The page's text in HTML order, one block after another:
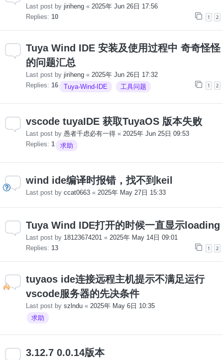
Last post by jiriheng « 2025年 Jun 26日 17:56
Replies: 10 1 2
Tuya Wind IDE 安装及使用过程中 奇奇怪怪
的问题汇总
Last post by jiriheng « 2025年 Jun 26日 17:32
Replies: 16 1 2
Tuya-Wind-IDE 工具问题
vscode tuyaIDE 获取TuyaOS 版本失败
Last post by 愚者千虑必有一得 « 2025年 Jun 25日 09:53
Replies: 1 求助
wind ide编译时报错，找不到keil
Last post by ccat0663 « 2025年 May 27日 15:33
Tuya Wind IDE打开的时候一直显示loading
Last post by 18123674201 « 2025年 May 14日 09:01
Replies: 13 1 2
tuyaos ide连接远程主机提示不满足运行
vscode服务器的先决条件
Last post by szlndu « 2025年 May 6日 10:35
求助
3.12.7 0.0.14版本